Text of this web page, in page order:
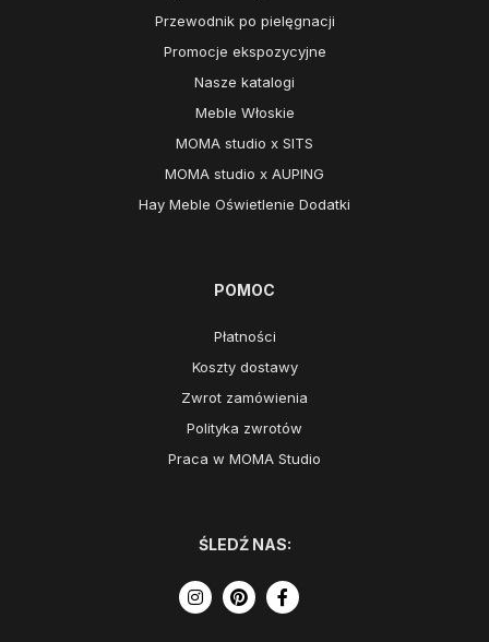
Przewodnik po pielęgnacji
Promocje ekspozycyjne
Nasze katalogi
Meble Włoskie
MOMA studio x SITS
MOMA studio x AUPING
Hay Meble Oświetlenie Dodatki
POMOC
Płatności
Koszty dostawy
Zwrot zamówienia
Polityka zwrotów
Praca w MOMA Studio
ŚLEDŹ NAS: